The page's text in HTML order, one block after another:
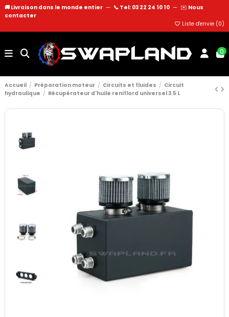
🚚 Livraison dans le monde entier — 📞 Tel: 03 22 24 10 10 — ✉️ Nous
contacter
Liste d'envie (0)
0
Accueil Préparation moteur Circuits et fluides
Circuit
hydraulique
Récupérateur d'huile reniflard universel 3.5 L